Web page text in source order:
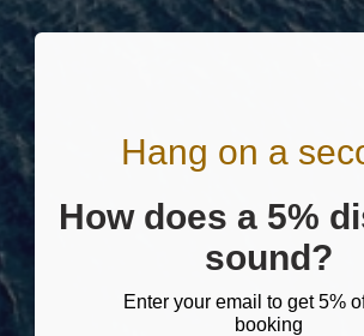
Hang on a
How does a 5%
sound?
Enter your email to get 5%
booking